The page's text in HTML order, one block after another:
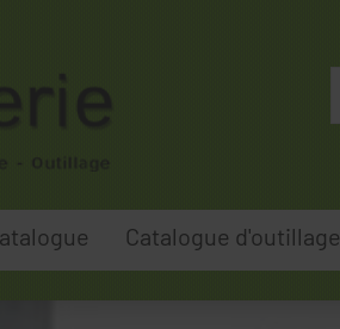
Catalogue d'outillage